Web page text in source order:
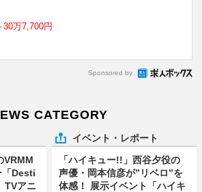
30万7,700円
Sponsored by
CATEGORY
VRMM
「Desti
アニ
イベント・レポート
「ハイキュー!!」西谷夕役の
声優・岡本信彦が”リベロ”を
体感！ 展示イベント「ハイキ